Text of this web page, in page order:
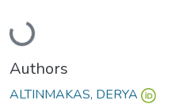
Loading...
Authors
ALTINMAKAS, DERYA